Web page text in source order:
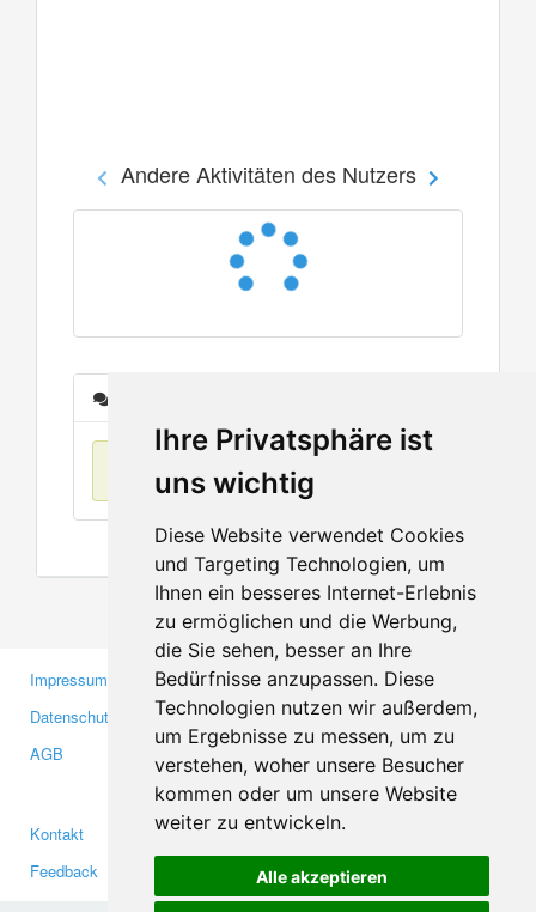
Ihre Privatsphäre ist
uns wichtig
Diese Website verwendet Cookies
und Targeting Technologien, um
Ihnen ein besseres Internet-Erlebnis
zu ermöglichen und die Werbung,
die Sie sehen, besser an Ihre
Bedürfnisse anzupassen. Diese
Technologien nutzen wir außerdem,
um Ergebnisse zu messen, um zu
verstehen, woher unsere Besucher
kommen oder um unsere Website
weiter zu entwickeln.
Alle akzeptieren
Andere Aktivitäten des Nutzers
Keine Einträge
Impressum
Datenschutzerklärung
AGB
Gewerbetreibende
Investoren
Medien
Kontakt
Feedback
Facebook
Twitter
YouTube